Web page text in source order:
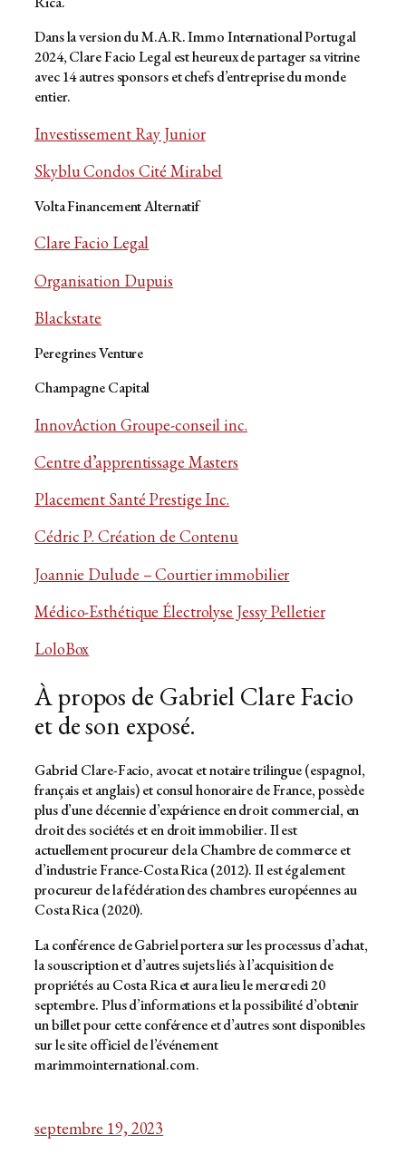
Dans la version du M.A.R. Immo International Portugal
2024, Clare Facio Legal est heureux de partager sa vitrine
avec 14 autres sponsors et chefs d’entreprise du monde
entier.
Investissement Ray Junior
Skyblu Condos Cité Mirabel
Volta Financement Alternatif
Clare Facio Legal
Organisation Dupuis
Blackstate
Peregrines Venture
Champagne Capital
InnovAction Groupe-conseil inc.
Centre d’apprentissage Masters
Placement Santé Prestige Inc.
Cédric P. Création de Contenu
Joannie Dulude – Courtier immobilier
Médico-Esthétique Électrolyse Jessy Pelletier
LoloBox
À propos de Gabriel Clare Facio
et de son exposé.
Gabriel Clare-Facio, avocat et notaire trilingue (espagnol,
français et anglais) et consul honoraire de France, possède
plus d’une décennie d’expérience en droit commercial, en
droit des sociétés et en droit immobilier. Il est
actuellement procureur de la Chambre de commerce et
d’industrie France-Costa Rica (2012). Il est également
procureur de la fédération des chambres européennes au
Costa Rica (2020).
La conférence de Gabriel portera sur les processus d’achat,
la souscription et d’autres sujets liés à l’acquisition de
propriétés au Costa Rica et aura lieu le mercredi 20
septembre. Plus d’informations et la possibilité d’obtenir
un billet pour cette conférence et d’autres sont disponibles
sur le site officiel de l’événement
marimmointernational.com.
septembre 19, 2023